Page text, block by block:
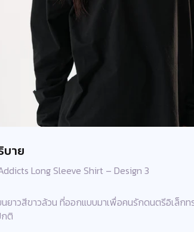
บาย
Long Sleeve Shirt – Design 3
ยาวสีขาวล้วน ที่ออกแบบมาเพื่อคนรักดนตรีอิเล็ก
ติ